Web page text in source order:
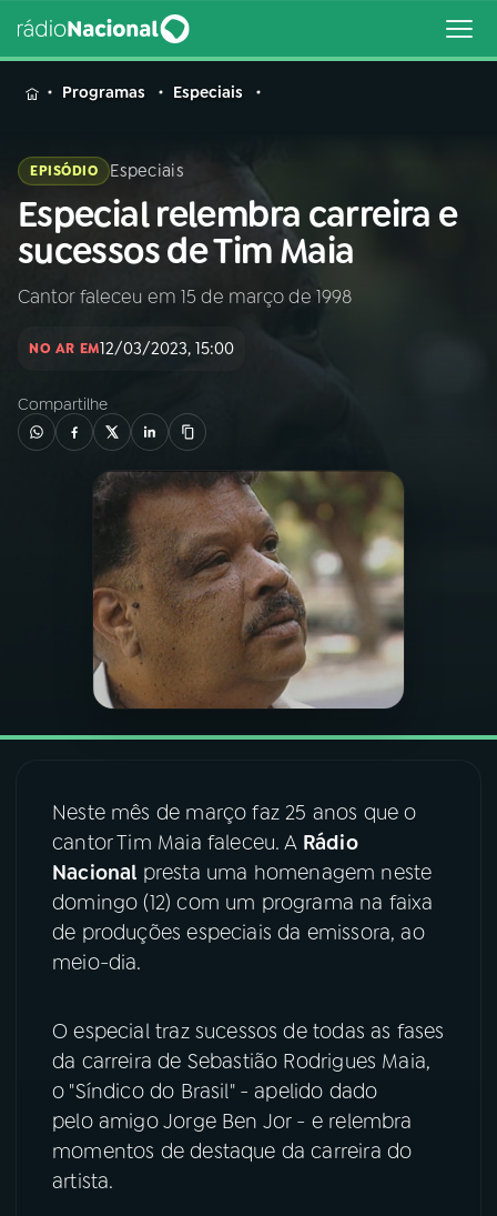
MENU
Buscar
na
Rádio
Nacional
Buscar
01INÍCIO
A RÁDIO
PROGRAMAÇÃO
PROGRAMAS
PODCASTS
07ÚLTIMAS
FESTIVAL DE MÚSICA
YouTube Facebook
Instagram X
TikTok
Programas Especiais
EPISÓDIO Especiais
Especial relembra carreira e
sucessos de Tim Maia
Cantor faleceu em 15 de março de 1998
NO AR EM12/03/2023, 15:00
Compartilhe
Neste mês de março faz 25 anos que o
cantor Tim Maia faleceu. A Rádio
Nacional presta uma homenagem neste
domingo (12) com um programa na faixa
de produções especiais da emissora, ao
meio-dia.
O especial traz sucessos de todas as fases
da carreira de Sebastião Rodrigues Maia,
o "Síndico do Brasil" - apelido dado
pelo amigo Jorge Ben Jor - e relembra
momentos de destaque da carreira do
artista.